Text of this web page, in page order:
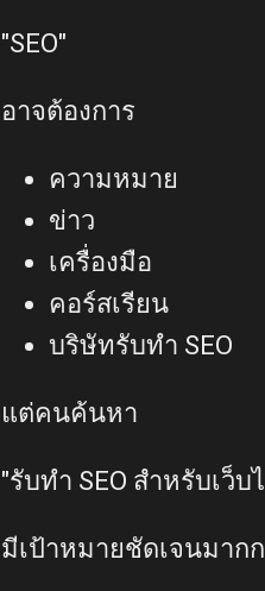
"SEO"
อาจต้องการ
ความหมาย
ข่าว
เครื่องมือ
คอร์สเรียน
บริษัทรับทำ SEO
แต่คนค้นหา
"รับทำ SEO สำหรับเว็
มีเป้าหมายชัดเจนมาก